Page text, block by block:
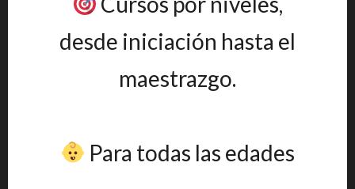
desde iniciación hasta el
maestrazgo.
Para todas las edades